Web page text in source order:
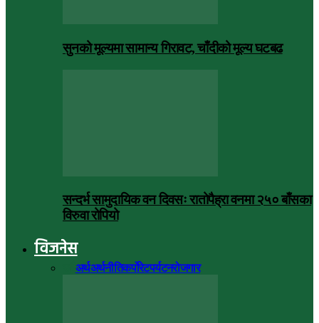
सुनको मूल्यमा सामान्य गिरावट, चाँदीको मूल्य घटबढ
सन्दर्भ सामुदायिक वन दिवसः रातोपैह्रा वनमा २५० बाँसका
विरुवा रोपियो
विजनेस
अर्थअर्थनीतिकर्पोरेटपर्यटनरोजगार